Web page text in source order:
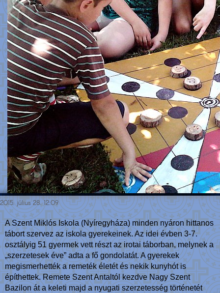
2015. július 28. 12:09
A Szent Miklós Iskola (Nyíregyháza) minden nyáron hittanos
tábort szervez az iskola gyerekeinek. Az idei évben 3-7.
osztályig 51 gyermek vett részt az irotai táborban, melynek a
„szerzetesek éve” adta a fő gondolatát. A gyerekek
megismerhették a remeték életét és nekik kunyhót is
építhettek. Remete Szent Antaltól kezdve Nagy Szent
Bazilon át a keleti majd a nyugati szerzetesség történetét